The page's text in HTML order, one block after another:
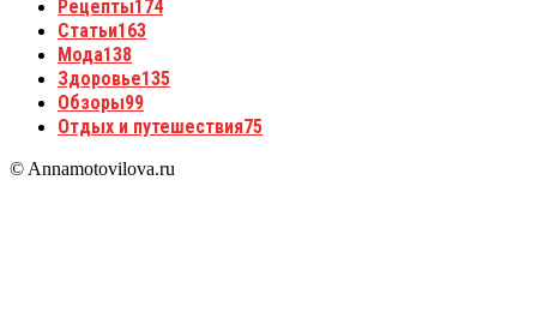
Рецепты174
Статьи163
Мода138
Здоровье135
Обзоры99
Отдых и путешествия75
© Annamotovilova.ru